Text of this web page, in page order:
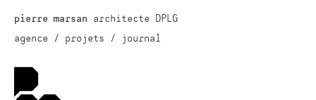
pierre marsan architecte DPLG
agence
projets journal